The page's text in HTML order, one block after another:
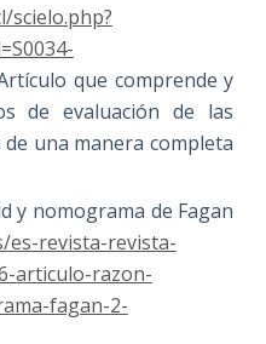
scielo.php?
que comprende y
de evaluación de las
una manera completa
y nomograma de Fagan
es-revista-revista-
articulo-razon-
fagan-2-